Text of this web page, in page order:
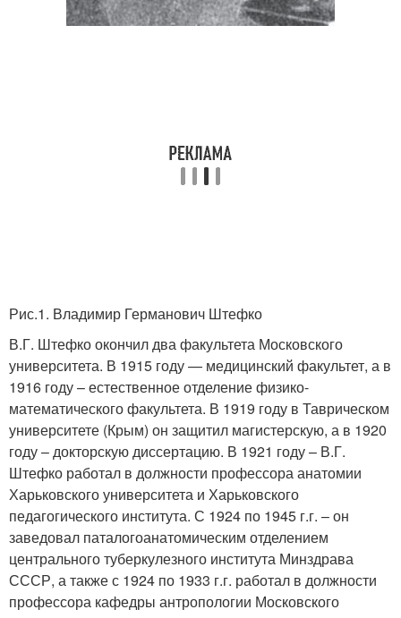
Рис.1. Владимир Германович Штефко
В.Г. Штефко окончил два факультета Московского
университета. В 1915 году — медицинский факультет, а в
1916 году – естественное отделение физико-
математического факультета. В 1919 году в Таврическом
университете (Крым) он защитил магистерскую, а в 1920
году – докторскую диссертацию. В 1921 году – В.Г.
Штефко работал в должности профессора анатомии
Харьковского университета и Харьковского
педагогического института. С 1924 по 1945 г.г. – он
заведовал паталогоанатомическим отделением
центрального туберкулезного института Минздрава
СССР, а также с 1924 по 1933 г.г. работал в должности
профессора кафедры антропологии Московского